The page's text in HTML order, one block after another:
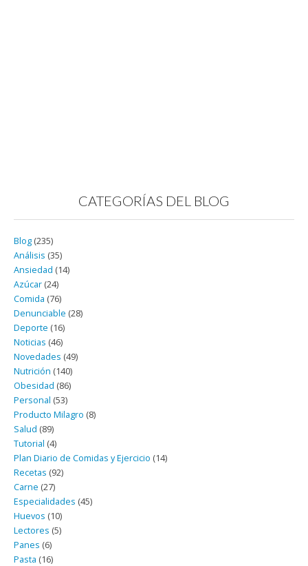
CATEGORÍAS DEL BLOG
Blog (235)
Análisis (35)
Ansiedad (14)
Azúcar (24)
Comida (76)
Denunciable (28)
Deporte (16)
Noticias (46)
Novedades (49)
Nutrición (140)
Obesidad (86)
Personal (53)
Producto Milagro (8)
Salud (89)
Tutorial (4)
Plan Diario de Comidas y Ejercicio (14)
Recetas (92)
Carne (27)
Especialidades (45)
Huevos (10)
Lectores (5)
Panes (6)
Pasta (16)